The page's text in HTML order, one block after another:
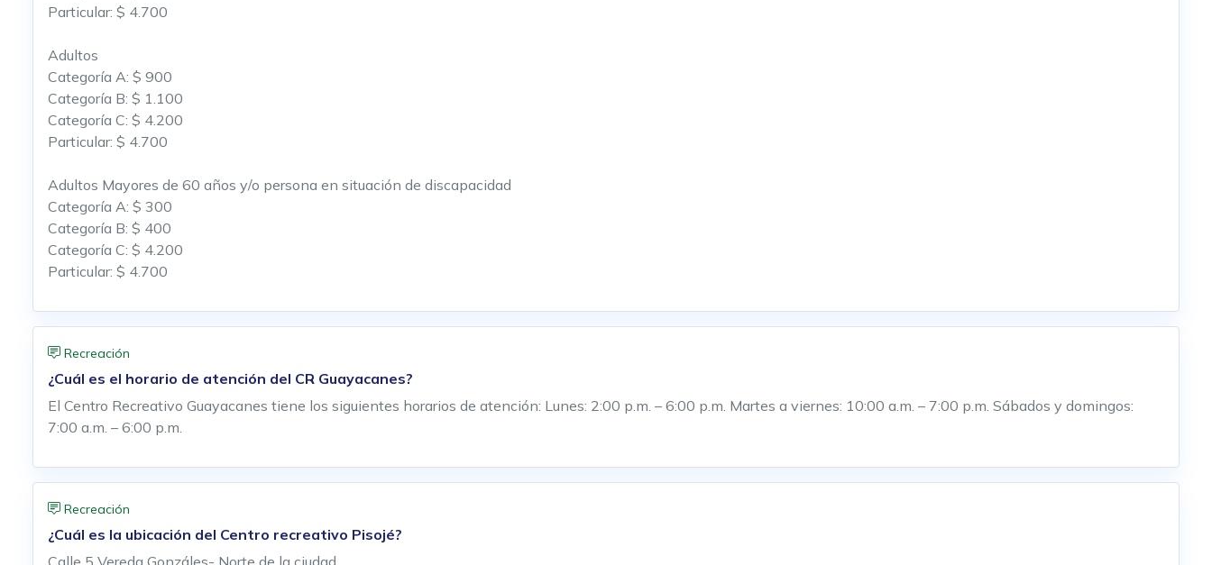
Particular: $ 4.700
Adultos
Categoría A: $ 900
Categoría B: $ 1.100
Categoría C: $ 4.200
Particular: $ 4.700
Adultos Mayores de 60 años y/o persona en situación de discapacidad
Categoría A: $ 300
Categoría B: $ 400
Categoría C: $ 4.200
Particular: $ 4.700
Recreación
¿Cuál es el horario de atención del CR Guayacanes?
El Centro Recreativo Guayacanes tiene los siguientes horarios de atención: Lunes: 2:00 p.m. – 6:00 p.m. Martes a viernes: 10:00 a.m. – 7:00 p.m. Sábados y domingos:
7:00 a.m. – 6:00 p.m.
Recreación
¿Cuál es la ubicación del Centro recreativo Pisojé?
Calle 5 Vereda Gonzáles- Norte de la ciudad